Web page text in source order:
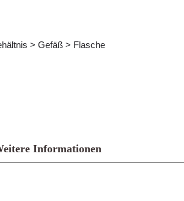
> Gefäß > Flasche
Informationen